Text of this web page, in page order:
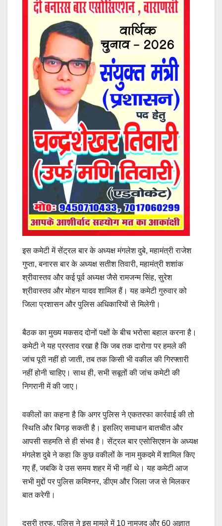
इस कमेटी में सेंट्रल बार के अध्यक्ष मंगलेश दुबे, महामंत्री राजेश
गुप्ता, बनारस बार के अध्यक्ष सतीश तिवारी, महामंत्री शशांक
श्रीवास्तव और कई पूर्व अध्यक्ष जैसे रामजन्म सिंह, सुरेश
श्रीवास्तव और मोहन यादव शामिल हैं। यह कमेटी गुरुवार को
जिला प्रशासन और पुलिस अधिकारियों से मिलेगी।
बैठक का मुख्य मकसद दोनों पक्षों के बीच भरोसा बहाल करना है।
कमेटी ने यह प्रस्ताव रखा है कि जब तक दारोगा पर हमले की
जांच पूरी नहीं हो जाती, तब तक किसी भी वकील की गिरफ्तारी
नहीं होनी चाहिए। साथ ही, सभी सबूतों की जांच कमेटी की
निगरानी में की जाए।
वकीलों का कहना है कि अगर पुलिस ने एकतरफा कार्रवाई की तो
स्थिति और बिगड़ सकती है। इसलिए समाधान बातचीत और
आपसी सहमति से ही संभव है। सेंट्रल बार एसोसिएशन के अध्यक्ष
मंगलेश दुबे ने कहा कि कुछ वकीलों के नाम मुकदमे में शामिल किए
गए हैं, जबकि वे उस समय शहर में भी नहीं थे। यह कमेटी आज
सभी मुद्दों पर पुलिस कमिश्नर, डीएम और जिला जज से मिलकर
बात करेगी।
दूसरी तरफ, पुलिस ने इस मामले में 10 नामजद और 60 अज्ञात